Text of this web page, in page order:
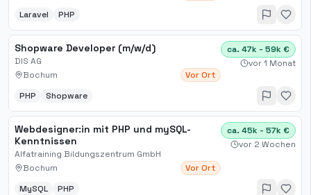
Laravel PHP
Shopware Developer (m/w/d)
DIS AG
Bochum
Vor Ort
ca. 47k - 59k €
vor 1 Monat
PHP Shopware
Webdesigner:in mit PHP und mySQL-
Kenntnissen
Alfatraining Bildungszentrum GmbH
Bochum
Vor Ort
ca. 45k - 57k €
vor 2 Wochen
MySQL PHP